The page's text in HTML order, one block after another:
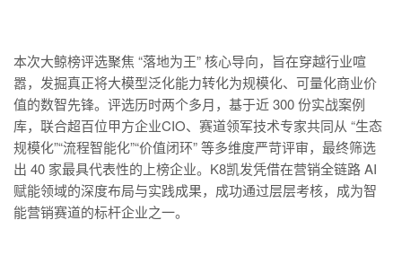
本次大鲸榜评选聚焦 “落地为王” 核心导向，旨在穿越行业喧
嚣，发掘真正将大模型泛化能力转化为规模化、可量化商业价
值的数智先锋。评选历时两个多月，基于近 300 份实战案例
库，联合超百位甲方企业CIO、赛道领军技术专家共同从 “生态
规模化”“流程智能化”“价值闭环” 等多维度严苛评审，最终筛选
出 40 家最具代表性的上榜企业。K8凯发凭借在营销全链路 AI
赋能领域的深度布局与实践成果，成功通过层层考核，成为智
能营销赛道的标杆企业之一。